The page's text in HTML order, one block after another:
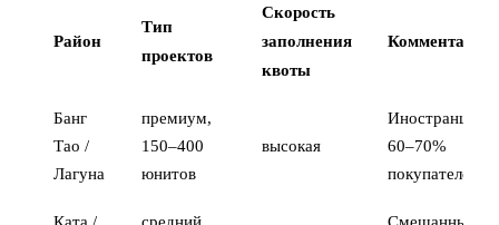
Район
Тип
проектов
Скорость
заполнения
квоты
Комментарий
Банг
Тао /
Лагуна
премиум,
150–400
юнитов
высокая
Иностранцы
60–70%
покупателей
Ката / средний Смешанный